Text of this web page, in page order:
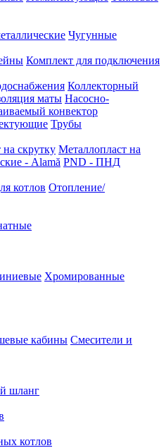
Чугунные
Комплект для подключения
Коллекторный
маты Насосно-
конвектор
Трубы
скрутку Металлопласт на
- Alamă PND - ПНД
котлов Отопление/
Хромированные
кабины Смесители и
шланг
котлов